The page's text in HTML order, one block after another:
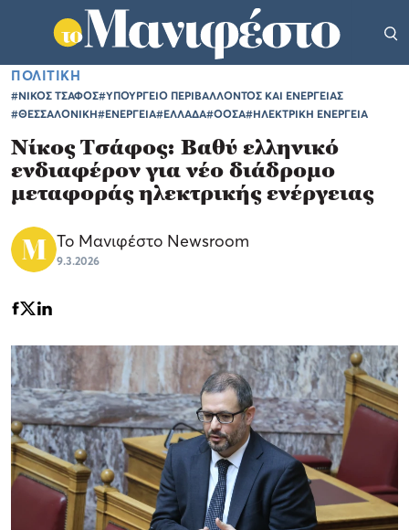
ΠΟΛΙΤΙΚΗ
#ΝΙΚΟΣ ΤΣΑΦΟΣ#ΥΠΟΥΡΓΕΙΟ ΠΕΡΙΒΑΛΛΟΝΤΟΣ ΚΑΙ ΕΝΕΡΓΕΙΑΣ
#ΘΕΣΣΑΛΟΝΙΚΗ#ΕΝΕΡΓΕΙΑ#ΕΛΛΑΔΑ#ΟΟΣΑ#ΗΛΕΚΤΡΙΚΗ ΕΝΕΡΓΕΙΑ
Νίκος Τσάφος: Βαθύ ελληνικό
ενδιαφέρον για νέο διάδρομο
μεταφοράς ηλεκτρικής ενέργειας
Το Μανιφέστο Newsroom
9.3.2026